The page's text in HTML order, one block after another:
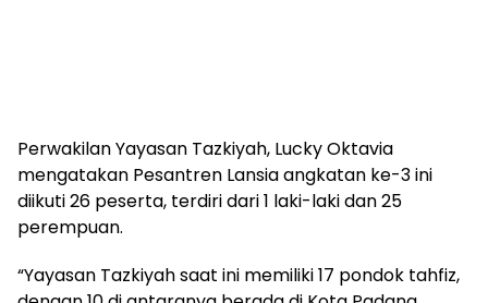
Perwakilan Yayasan Tazkiyah, Lucky Oktavia
mengatakan Pesantren Lansia angkatan ke-3 ini
diikuti 26 peserta, terdiri dari 1 laki-laki dan 25
perempuan.
“Yayasan Tazkiyah saat ini memiliki 17 pondok tahfiz,